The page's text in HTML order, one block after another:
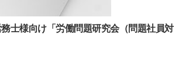
士様向け「労働問題研究会（問題社員対